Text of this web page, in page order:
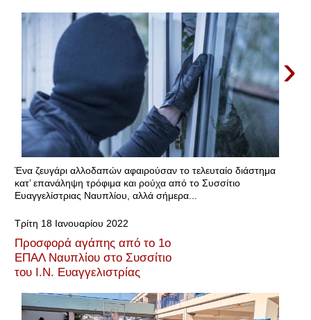
›
Ένα ζευγάρι αλλοδαπών αφαιρούσαν το τελευταίο διάστημα
κατ’ επανάληψη τρόφιμα και ρούχα από το Συσσίτιο
Ευαγγελίστριας Ναυπλίου, αλλά σήμερα...
Τρίτη 18 Ιανουαρίου 2022
Προσφορά αγάπης από το 1ο
ΕΠΑΛ Ναυπλίου στο Συσσίτιο
του Ι.Ν. Ευαγγελιστρίας